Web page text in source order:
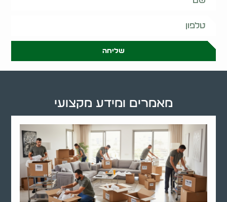
שליחה
מאמרים ומידע מקצועי